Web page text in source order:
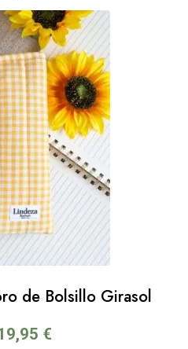
de Bolsillo Girasol
€